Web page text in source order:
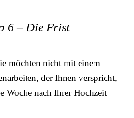
6 – Die Frist
möchten nicht mit einem
der Ihnen verspricht,
Woche nach Ihrer Hochzeit